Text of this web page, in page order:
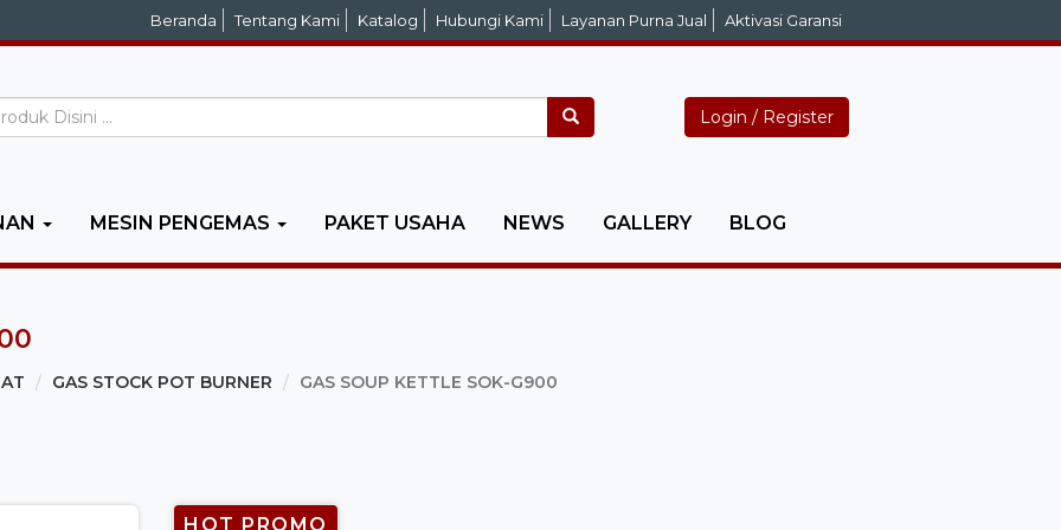
Beranda Tentang Kami Katalog Hubungi Kami Layanan Purna Jual Aktivasi Garansi
Login / Register
MESIN PENGEMAS PAKET USAHA NEWS GALLERY BLOG
GAS STOCK POT BURNER GAS SOUP KETTLE SOK-G900
HOT PROMO